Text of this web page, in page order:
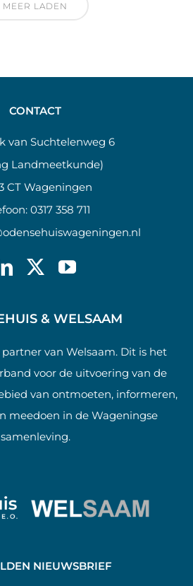
MEER LADEN
CONTACT
van Suchtelenweg 6
Landmeetkunde)
CT Wageningen
0317 358 711
& WELSAAM
van Welsaam. Dit is het
voor de uitvoering van de
van ontmoeten, informeren,
meedoen in de Wageningse
samenleving.
NIEUWSBRIEF